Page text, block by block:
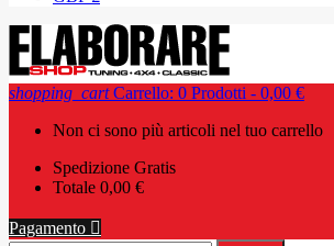
shopping_cart Carrello: 0 Prodotti - 0,00 €
Non ci sono più articoli nel tuo carrello
Spedizione Gratis
Totale 0,00 €
Pagamento 